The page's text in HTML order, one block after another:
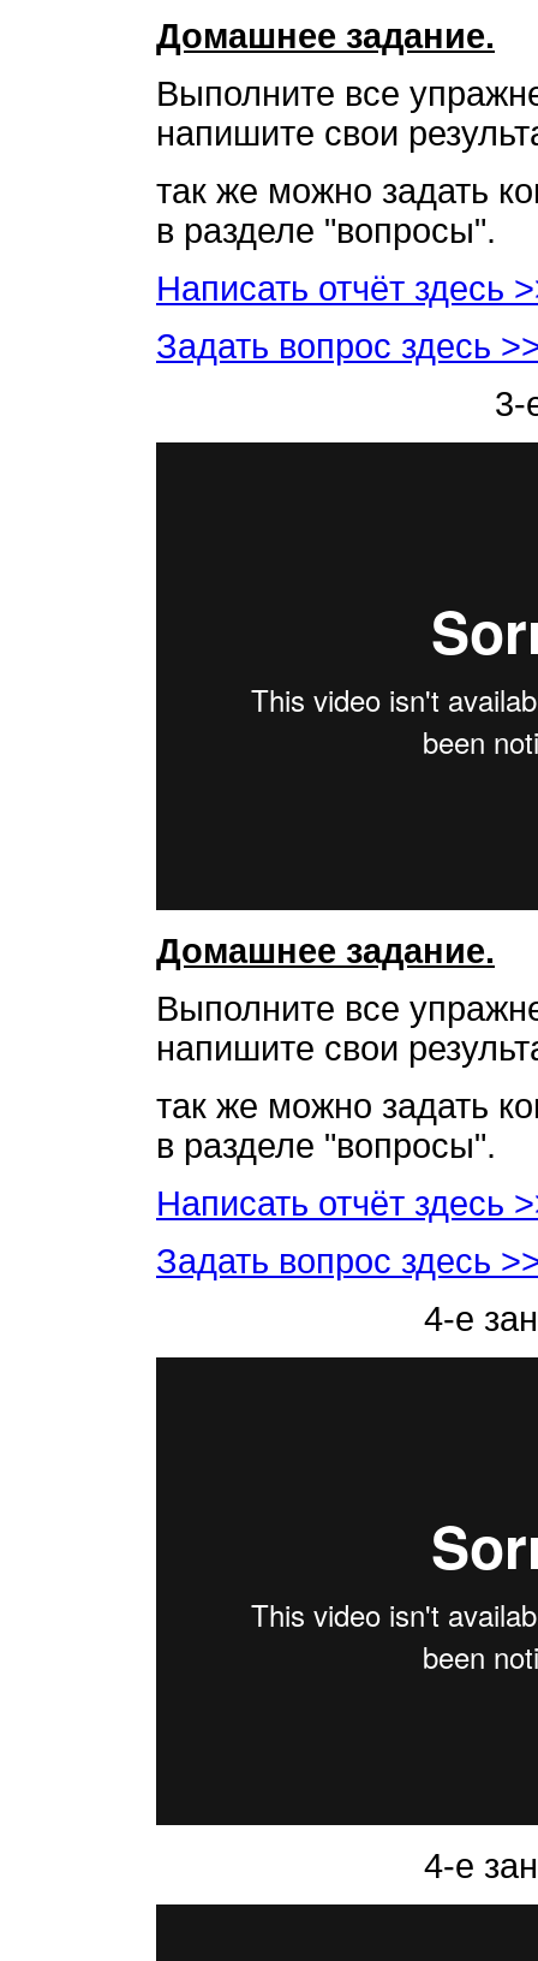
Домашнее задание.
Выполните все
напишите свои
так же можно задать
в разделе "вопросы".
Написать отчёт здесь
Задать вопрос здесь
3-
Домашнее задание.
Выполните все
напишите свои
так же можно задать
в разделе "вопросы".
Написать отчёт здесь
Задать вопрос здесь
4-е
4-е